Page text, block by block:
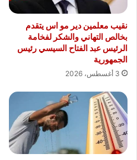
نقيب معلمين دير مو اس يتقدم
بخالص التهاني والشكر لفخامة
الرئيس عبد الفتاح السيسي رئيس
الجمهورية
3 أغسطس، 2026